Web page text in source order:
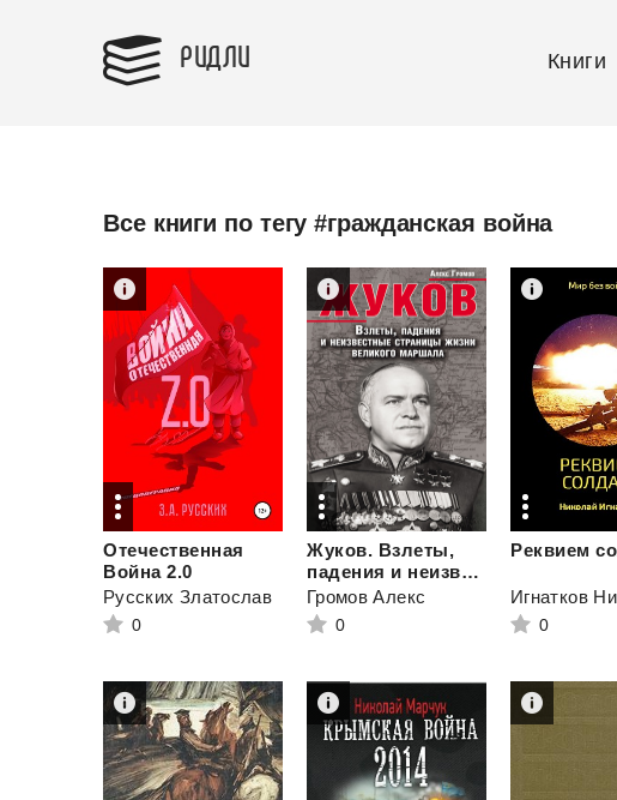
РИДЛИ Книги
Все книги по тегу #гражданская война
Отечественная
Война 2.0
Русских Златослав
0
Жуков. Взлеты,
падения и неизвестные страницы жизни великого маршала
Громов Алекс
0
Реквием
Игнатков
0